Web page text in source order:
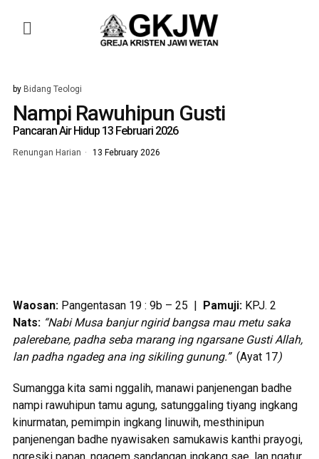
by Bidang Teologi
Nampi Rawuhipun Gusti
Pancaran Air Hidup 13 Februari 2026
Renungan Harian 13 February 2026
Waosan: Pangentasan 19 : 9b – 25 | Pamuji: KPJ. 2
Nats: “Nabi Musa banjur ngirid bangsa mau metu saka
palerebane, padha seba marang ing ngarsane Gusti Allah,
lan padha ngadeg ana ing sikiling gunung.” (Ayat 17)
Sumangga kita sami nggalih, manawi panjenengan badhe
nampi rawuhipun tamu agung, satunggaling tiyang ingkang
kinurmatan, pemimpin ingkang linuwih, mesthinipun
panjenengan badhe nyawisaken samukawis kanthi prayogi,